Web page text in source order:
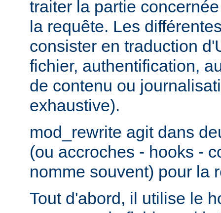
traiter la partie
la requête. Les
consister en traduction
fichier, authentification,
de contenu ou
exhaustive).
mod_rewrite agit dans
(ou accroches - hooks -
nomme souvent) pour la
Tout d'abord, il utilise le